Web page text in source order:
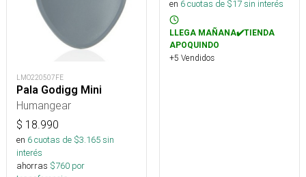
LMO220507FE
Pala Godigg Mini
Humangear
$ 18.990
en 6cuotas de $3.165sin
interés
ahorras $760 por
en 6cuotas de $17sin interés
LLEGA MAÑANA✔️TIENDA
APOQUINDO
+5 Vendidos